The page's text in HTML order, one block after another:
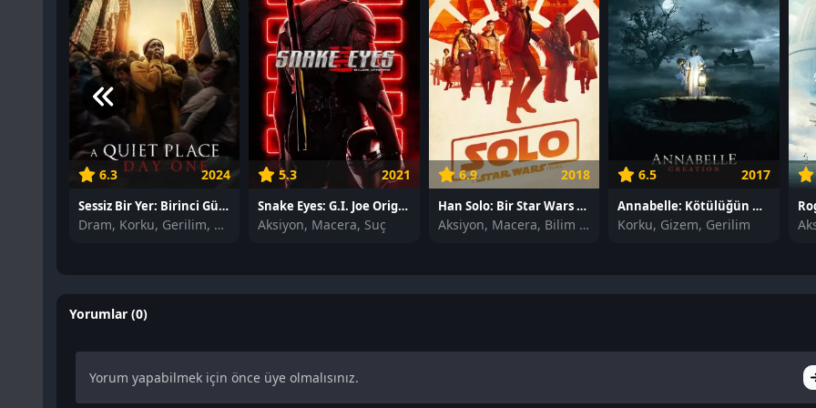
6.3 2024
Sessiz Bir Yer: Birinci Gün izle
Dram, Korku, Gerilim, Bilim Kurgu
5.3 2021
Snake Eyes: G.I. Joe Origins izle
Aksiyon, Macera, Suç
6.9 2018
Han Solo: Bir Star Wars Hikayesi izle
Aksiyon, Macera, Bilim Kurgu
6.5 2017
Annabelle: Kötülüğün Doğuşu izle
Korku, Gizem, Gerilim
Yorumlar (0)
Yorum yapabilmek için önce üye olmalısınız.